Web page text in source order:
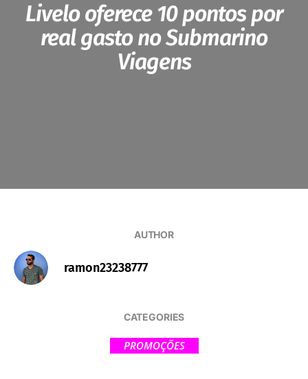
Livelo oferece 10 pontos por
real gasto no Submarino
Viagens
AUTHOR
ramon23238777
CATEGORIES
PROMOÇÕES